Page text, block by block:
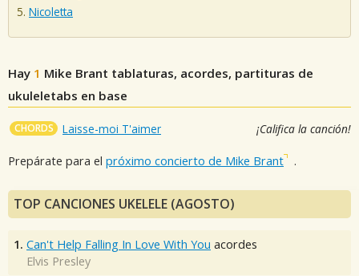
Nicoletta
Hay 1 Mike Brant tablaturas, acordes, partituras de
ukuleletabs en base
CHORDS Laisse-moi T'aimer ¡Califica la canción!
Prepárate para el próximo concierto de Mike Brant .
TOP CANCIONES UKELELE (AGOSTO)
1. Can't Help Falling In Love With You acordes
Elvis Presley